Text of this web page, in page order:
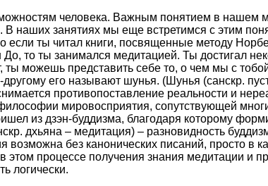
человека. Важным понятием в нашем
В наших занятиях мы еще встретимся с этим
если ты читал книги, посвященные методу
то ты занимался медитацией. Ты достигал
ты можешь представить себе то, о чем мы с
его называют шунья. (Шунья (санскр.
противопоставление реальности и
мировосприятия, сопутствующей
из дзэн-буддизма, благодаря которому
дхьяна – медитация) – разновидность
без канонических писаний, просто в
процессе получения знания медитации и
логически.